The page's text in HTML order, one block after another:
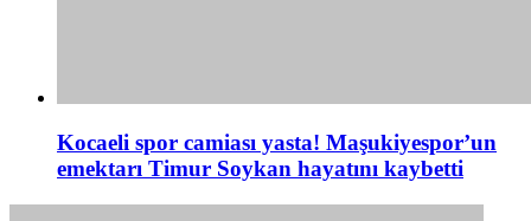
Kocaeli spor camiası yasta! Maşukiyespor’un
emektarı Timur Soykan hayatını kaybetti